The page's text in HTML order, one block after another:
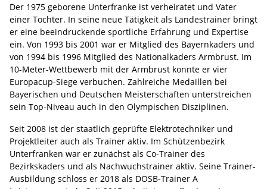
Der 1975 geborene Unterfranke ist verheiratet und Vater
einer Tochter. In seine neue Tätigkeit als Landestrainer bringt
er eine beeindruckende sportliche Erfahrung und Expertise
ein. Von 1993 bis 2001 war er Mitglied des Bayernkaders und
von 1994 bis 1996 Mitglied des Nationalkaders Armbrust. Im
10-Meter-Wettbewerb mit der Armbrust konnte er vier
Europacup-Siege verbuchen. Zahlreiche Medaillen bei
Bayerischen und Deutschen Meisterschaften unterstreichen
sein Top-Niveau auch in den Olympischen Disziplinen.
Seit 2008 ist der staatlich geprüfte Elektrotechniker und
Projektleiter auch als Trainer aktiv. Im Schützenbezirk
Unterfranken war er zunächst als Co-Trainer des
Bezirkskaders und als Nachwuchstrainer aktiv. Seine Trainer-
Ausbildung schloss er 2018 als DOSB-Trainer A